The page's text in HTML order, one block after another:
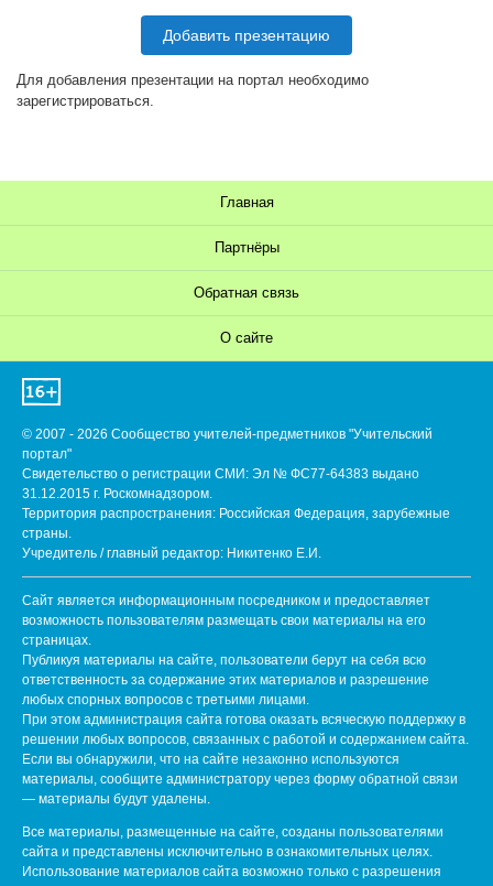
Добавить презентацию
Для добавления презентации на портал необходимо
зарегистрироваться.
Главная
Партнёры
Обратная связь
О сайте
© 2007 - 2026 Сообщество учителей-предметников "Учительский
портал"
Свидетельство о регистрации СМИ: Эл № ФС77-64383 выдано
31.12.2015 г. Роскомнадзором.
Территория распространения: Российская Федерация, зарубежные
страны.
Учредитель / главный редактор: Никитенко Е.И.
Сайт является информационным посредником и предоставляет
возможность пользователям размещать свои материалы на его
страницах.
Публикуя материалы на сайте, пользователи берут на себя всю
ответственность за содержание этих материалов и разрешение
любых спорных вопросов с третьими лицами.
При этом администрация сайта готова оказать всяческую поддержку в
решении любых вопросов, связанных с работой и содержанием сайта.
Если вы обнаружили, что на сайте незаконно используются
материалы, сообщите администратору через форму обратной связи
— материалы будут удалены.
Все материалы, размещенные на сайте, созданы пользователями
сайта и представлены исключительно в ознакомительных целях.
Использование материалов сайта возможно только с разрешения